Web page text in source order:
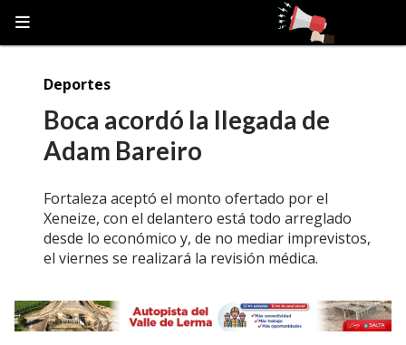
Boca acordó la llegada de
Adam Bareiro
Fortaleza aceptó el monto ofertado por el
Xeneize, con el delantero está todo arreglado
desde lo económico y, de no mediar imprevistos,
el viernes se realizará la revisión médica.
Deportes